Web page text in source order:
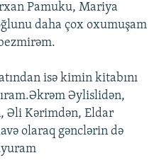
Pamuku, Mariya
daha çox oxumuşam
isə kimin kitabını
Əylislidən,
Əli Kərimdən, Eldar
olaraq gənclərin də